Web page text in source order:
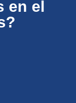
en el